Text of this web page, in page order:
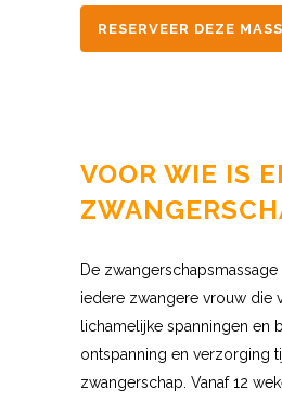
RESERVEER DEZE
VOOR WIE IS
De
iedere zwangere vrouw die
lichamelijke spanningen en
ontspanning en verzorging
zwangerschap. Vanaf 12